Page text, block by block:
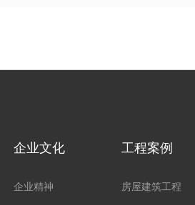
企业文化
企业精神
工程案例
房屋建筑工程